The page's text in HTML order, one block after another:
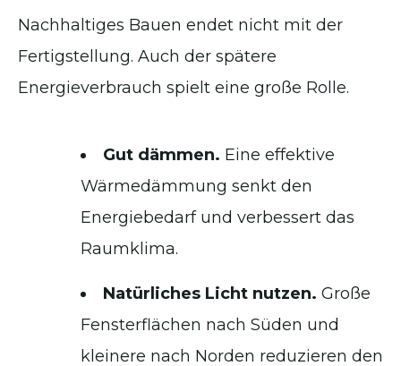
Nachhaltiges Bauen endet nicht mit der
Fertigstellung. Auch der spätere
Energieverbrauch spielt eine große Rolle.
Gut dämmen. Eine effektive
Wärmedämmung senkt den
Energiebedarf und verbessert das
Raumklima.
Natürliches Licht nutzen. Große
Fensterflächen nach Süden und
kleinere nach Norden reduzieren den